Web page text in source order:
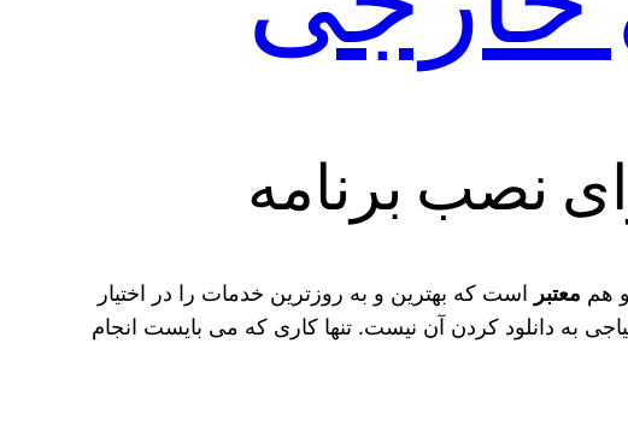
نصب برنامه
هم معتبر است که بهترین و به روزترین خدمات را در اختیار
به دانلود کردن آن نیست. تنها کاری که می‌ بایست انجام